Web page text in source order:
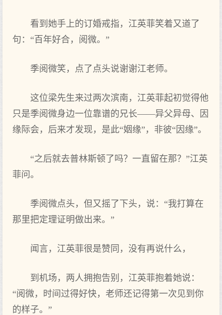
看到她手上的订婚戒指，江英菲笑着又道了
句：“百年好合，阅微。”
季阅微笑，点了点头说谢谢江老师。
这位梁先生来过两次滨南，江英菲起初觉得他
只是季阅微身边一位靠谱的兄长——异父异母、因
缘际会，后来才发现，是此“姻缘”，非彼“因缘”。
“之后就去普林斯顿了吗？一直留在那？”江英
菲问。
季阅微点头，但又摇了下头，说：“我打算在
那里把定理证明做出来。”
闻言，江英菲很是赞同，没有再说什么，
到机场，两人拥抱告别，江英菲抱着她说：
“阅微，时间过得好快，老师还记得第一次见到你
的样子。”